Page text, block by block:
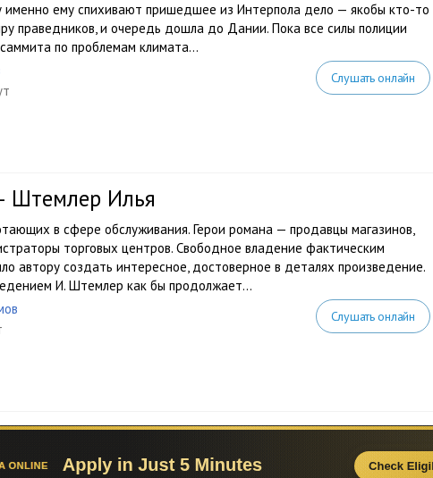
именно ему спихивают пришедшее из Интерпола дело — якобы кто-то
праведников, и очередь дошла до Дании. Пока все силы полиции
по проблемам климата...
Слушать онлайн
Штемлер Илья
в сфере обслуживания. Герои романа — продавцы магазинов,
торговых центров. Свободное владение фактическим
автору создать интересное, достоверное в деталях произведение.
И. Штемлер как бы продолжает...
Слушать онлайн